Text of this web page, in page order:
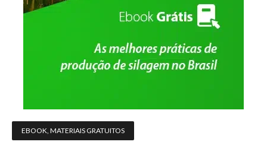
EBOOK MATERIAIS GRATUITOS